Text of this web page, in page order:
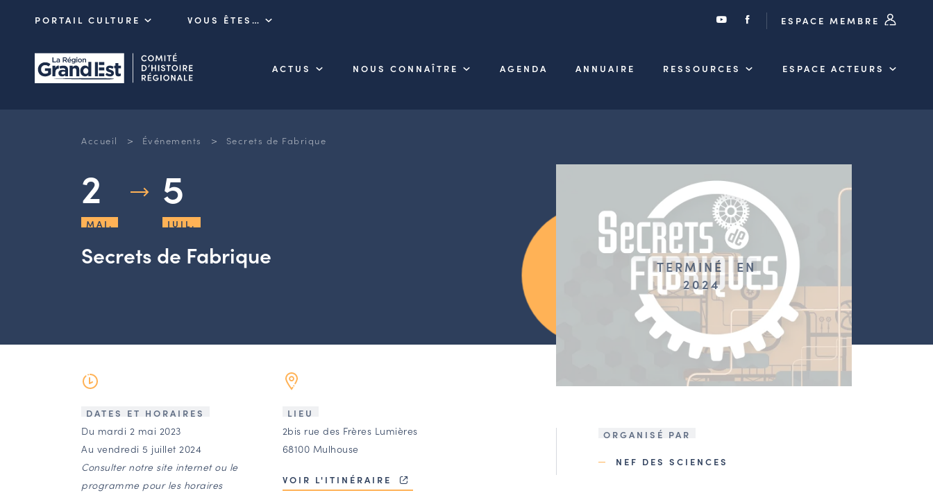
PORTAIL CULTURE VOUS ÊTES… ESPACE MEMBRE
ACTUS NOUS CONNAÎTRE AGENDA ANNUAIRE RESSOURCES ESPACE ACTEURS
Accueil > Événements > Secrets de Fabrique
2
MAI.
5
JUIL.
Secrets de Fabrique
DATES ET HORAIRES
Du mardi 2 mai 2023
Au vendredi 5 juillet 2024
Consulter notre site internet ou le
programme pour les horaires
LIEU
2bis rue des Frères Lumières
68100 Mulhouse
VOIR L'ITINÉRAIRE
TERMINÉ
EN
2024
ORGANISÉ PAR
NEF DES SCIENCES